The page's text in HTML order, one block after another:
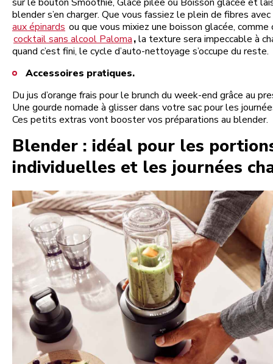
blender s’en charger. Que vous fassiez le plein de fibres
aux épinards ou que vous mixiez une boisson glacée, comme
cocktail sans alcool Paloma,la texture sera impeccable à
quand c’est fini, le cycle d’auto-nettoyage s’occupe du reste.
Accessoires pratiques.
Du jus d’orange frais pour le brunch du week-end grâce au
Une gourde nomade à glisser dans votre sac pour les
Ces petits extras vont booster vos préparations au blender.
Blender : idéal pour les
individuelles et les journées